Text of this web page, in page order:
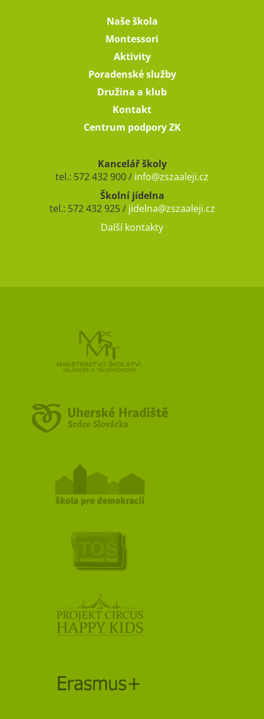
Naše škola
Montessori
Aktivity
Poradenské služby
Družina a klub
Kontakt
Centrum podpory ZK
Kancelář školy
tel.: 572 432 900 / info@zszaaleji.cz
Školní jídelna
tel.: 572 432 925 / jidelna@zszaaleji.cz
Další kontakty